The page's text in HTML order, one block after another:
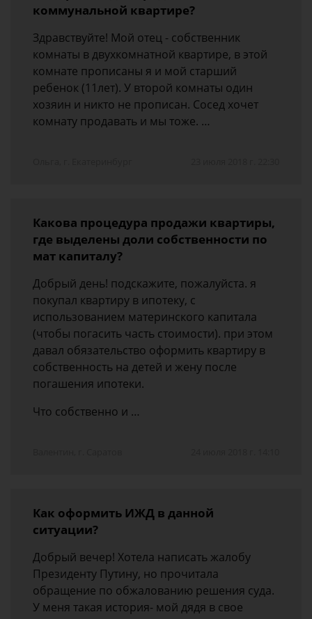
коммунальной квартире?
Здравствуйте! Мой отец - собственник
комнаты в двухкомнатной квартире, в этой
комнате прописаны я и мой старший
ребенок (11лет). У второй комнаты один
хозяин и никто не прописан. Сосед хочет
комнату продавать и мы тоже. …
Какова процедура продажи квартиры,
где выделены доли собственности по
мат капиталу?
Добрый день! подскажите, пожалуйста. я
покупал квартиру в ипотеку, с
использованием материнского капитала
(чтобы погасить часть стоимости). при этом
давал обязательство оформить квартиру в
собственность на детей и жену после
погашения ипотеки.
Что собственно и …
Как оформить ИЖД в данной
ситуации?
Добрый вечер! Хотела написать жалобу
Президенту Путину, но прочитала
обращение по обжалованию решения суда.
У меня такая история- мой дядя в свое